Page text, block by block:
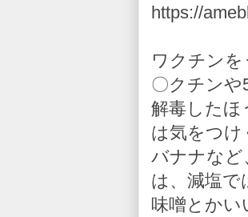
https://
ワクチン
〇クチン
解毒したほ
は気をつけ
バナナなど
は、減塩で
味噌とか